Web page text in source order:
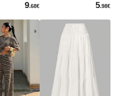
5.98€
9.68€